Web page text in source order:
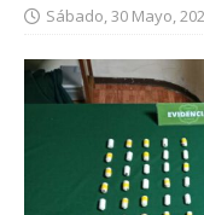
Sábado, 30 Mayo,